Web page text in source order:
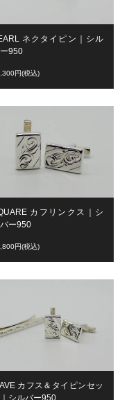
ネクタイピン｜シル
950
円(税込)
カフリンクス｜シ
ー950
円(税込)
カフス＆タイピンセッ
｜シルバー950